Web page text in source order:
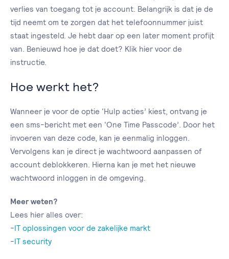
verlies van toegang tot je account. Belangrijk is dat je de
tijd neemt om te zorgen dat het telefoonnummer juist
staat ingesteld. Je hebt daar op een later moment profijt
van. Benieuwd hoe je dat doet? Klik hier voor de
instructie.
Hoe werkt het?
Wanneer je voor de optie ‘Hulp acties’ kiest, ontvang je
een sms-bericht met een ‘One Time Passcode’. Door het
invoeren van deze code, kan je eenmalig inloggen.
Vervolgens kan je direct je wachtwoord aanpassen of
account deblokkeren. Hierna kan je met het nieuwe
wachtwoord inloggen in de omgeving.
Meer weten?
Lees hier alles over:
-IT oplossingen voor de zakelijke markt
-IT security